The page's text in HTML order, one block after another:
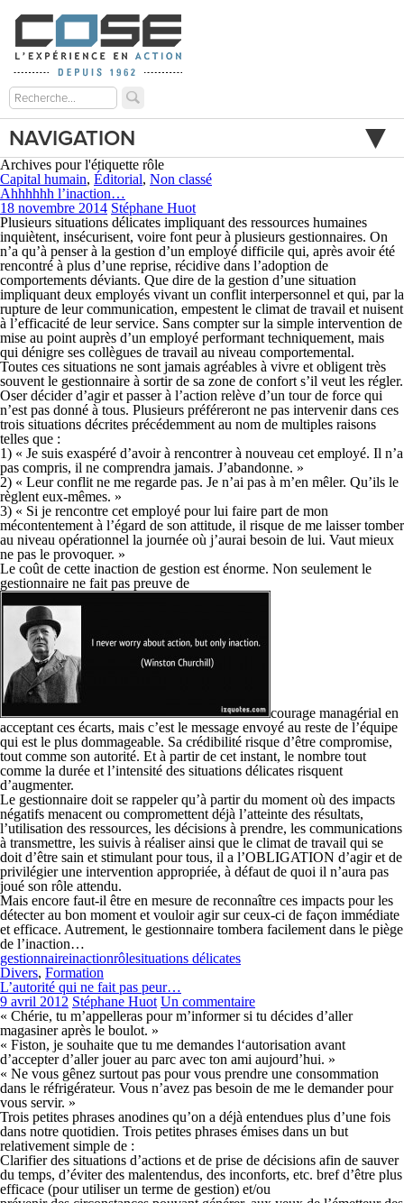
NAVIGATION
Archives pour l'étiquette rôle
Capital humain, Éditorial, Non classé
Ahhhhhh l’inaction…
18 novembre 2014 Stéphane Huot
Plusieurs situations délicates impliquant des ressources humaines
inquiètent, insécurisent, voire font peur à plusieurs gestionnaires. On
n’a qu’à penser à la gestion d’un employé difficile qui, après avoir été
rencontré à plus d’une reprise, récidive dans l’adoption de
comportements déviants. Que dire de la gestion d’une situation
impliquant deux employés vivant un conflit interpersonnel et qui, par la
rupture de leur communication, empestent le climat de travail et nuisent
à l’efficacité de leur service. Sans compter sur la simple intervention de
mise au point auprès d’un employé performant techniquement, mais
qui dénigre ses collègues de travail au niveau comportemental.
Toutes ces situations ne sont jamais agréables à vivre et obligent très
souvent le gestionnaire à sortir de sa zone de confort s’il veut les régler.
Oser décider d’agir et passer à l’action relève d’un tour de force qui
n’est pas donné à tous. Plusieurs préféreront ne pas intervenir dans ces
trois situations décrites précédemment au nom de multiples raisons
telles que :
1) « Je suis exaspéré d’avoir à rencontrer à nouveau cet employé. Il n’a
pas compris, il ne comprendra jamais. J’abandonne. »
2) « Leur conflit ne me regarde pas. Je n’ai pas à m’en mêler. Qu’ils le
règlent eux-mêmes. »
3) « Si je rencontre cet employé pour lui faire part de mon
mécontentement à l’égard de son attitude, il risque de me laisser tomber
au niveau opérationnel la journée où j’aurai besoin de lui. Vaut mieux
ne pas le provoquer. »
Le coût de cette inaction de gestion est énorme. Non seulement le
gestionnaire ne fait pas preuve de
courage managérial en
acceptant ces écarts, mais c’est le message envoyé au reste de l’équipe
qui est le plus dommageable. Sa crédibilité risque d’être compromise,
tout comme son autorité. Et à partir de cet instant, le nombre tout
comme la durée et l’intensité des situations délicates risquent
d’augmenter.
Le gestionnaire doit se rappeler qu’à partir du moment où des impacts
négatifs menacent ou compromettent déjà l’atteinte des résultats,
l’utilisation des ressources, les décisions à prendre, les communications
à transmettre, les suivis à réaliser ainsi que le climat de travail qui se
doit d’être sain et stimulant pour tous, il a l’OBLIGATION d’agir et de
privilégier une intervention appropriée, à défaut de quoi il n’aura pas
joué son rôle attendu.
Mais encore faut-il être en mesure de reconnaître ces impacts pour les
détecter au bon moment et vouloir agir sur ceux-ci de façon immédiate
et efficace. Autrement, le gestionnaire tombera facilement dans le piège
de l’inaction…
gestionnaireinactionrôlesituations délicates
Divers, Formation
L’autorité qui ne fait pas peur…
9 avril 2012 Stéphane Huot Un commentaire
« Chérie, tu m’appelleras pour m’informer si tu décides d’aller
magasiner après le boulot. »
« Fiston, je souhaite que tu me demandes l‘autorisation avant
d’accepter d’aller jouer au parc avec ton ami aujourd’hui. »
« Ne vous gênez surtout pas pour vous prendre une consommation
dans le réfrigérateur. Vous n’avez pas besoin de me le demander pour
vous servir. »
Trois petites phrases anodines qu’on a déjà entendues plus d’une fois
dans notre quotidien. Trois petites phrases émises dans un but
relativement simple de :
Clarifier des situations d’actions et de prise de décisions afin de sauver
du temps, d’éviter des malentendus, des inconforts, etc. bref d’être plus
efficace (pour utiliser un terme de gestion) et/ou